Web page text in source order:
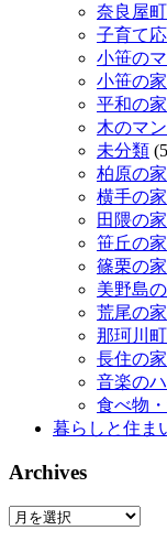
奈良屋
子育て
小笹の
小笹の家
平和の
木のマ
未分類
柏原の家
横手の家
田隈の家
笹丘の家
篠栗の家
美野島
荒尾の家
那珂川
長住の家
音楽の
食べ物
暮らしと住ま
Archives
Archives